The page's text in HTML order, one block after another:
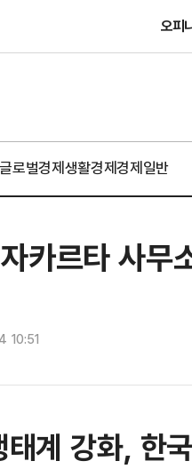
오피
글로벌경제생활경제경제일반
카르타 사
10:51
계 강화, 한